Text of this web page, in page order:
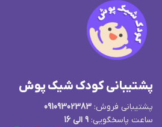
پشتیبانی کودک شیک پوش
پشتیبانی فروش: 09109302383
ساعت پاسخگویی: 9 الی 16